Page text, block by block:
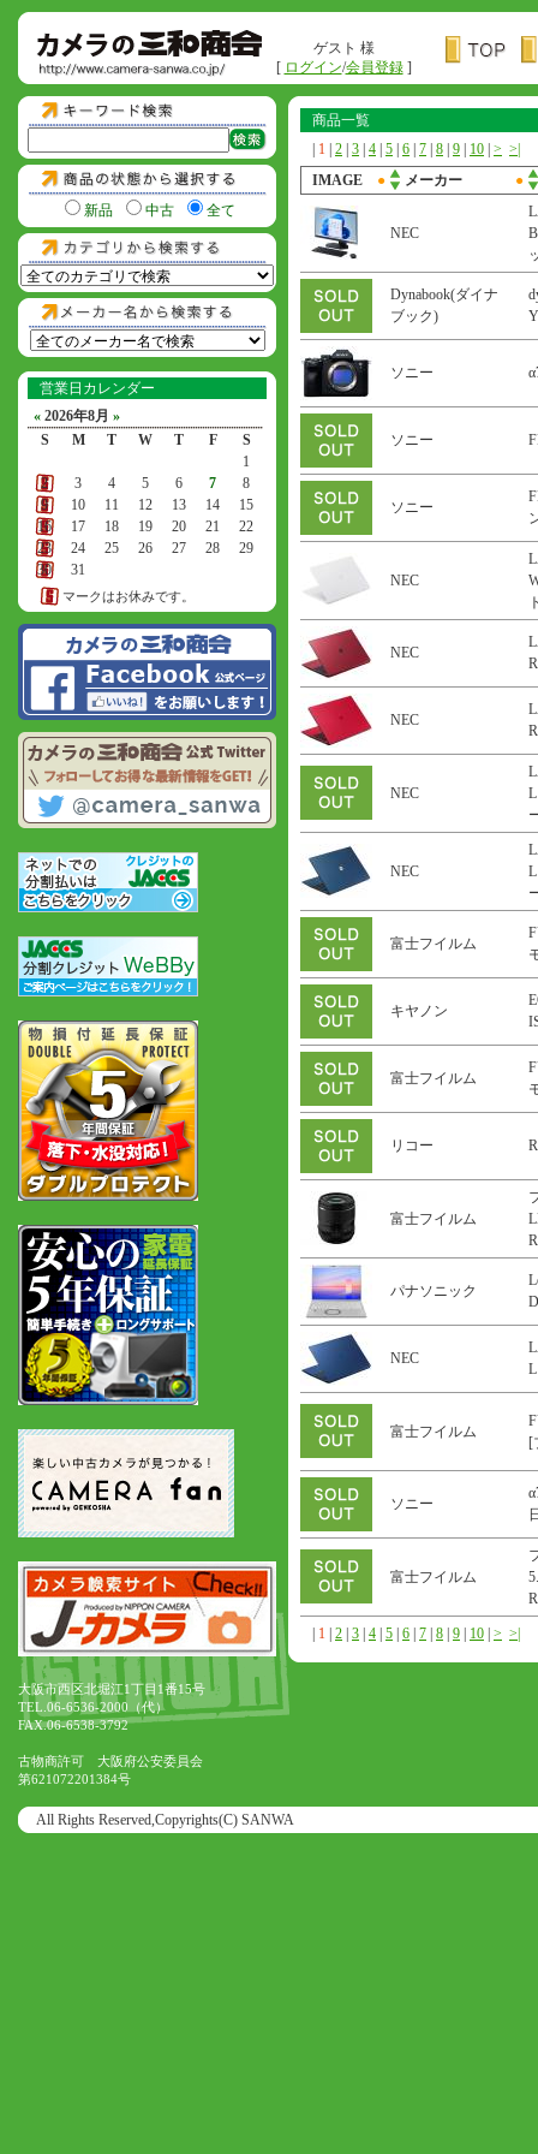
ゲスト 様
[ ログイン/会員登録]
新品 中古 全て
営業日カレンダー
« 2026年8月 »
S
M T W T F
S
1
2
3 4 5 6 7
8
9
10 11 12 13 14
15
16
17 18 19 20 21
22
23
24 25 26 27 28
29
30
31
マークはお休みです。
商品一覧
1 2 3 4 5 6 7 8 9 10 > >|
IMAGE
● メーカー ●
NEC
Dynabook(ダイナ
ブック)
ソニー
ソニー
ソニー
NEC
NEC
NEC
NEC
NEC
富士フイルム
キヤノン
富士フイルム
リコー
富士フイルム
R
パナソニック
NEC
富士フイルム
[
ソニー
富士フイルム
1 2 3 4 5 6 7 8 9 10 > >|
大阪市西区北堀江1丁目1番15号
TEL.06-6536-2000（代）
FAX.06-6538-3792
古物商許可 大阪府公安委員会
第621072201384号
All Rights Reserved,Copyrights(C) SANWA